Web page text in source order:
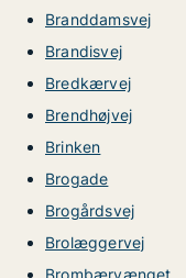
Branddamsvej
Brandisvej
Bredkærvej
Brendhøjvej
Brinken
Brogade
Brogårdsvej
Brolæggervej
Brombærvænget